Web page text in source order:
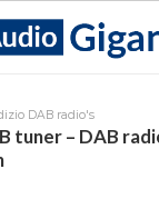
DAB radio's
tuner – DAB